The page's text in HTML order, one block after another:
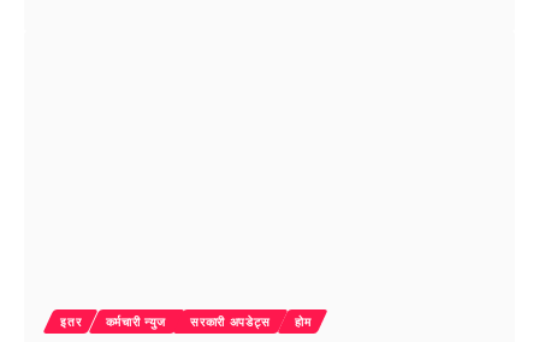
इतर कर्मचारी न्युज सरकारी अपडेट्स होम